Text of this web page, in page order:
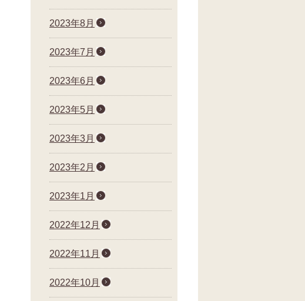
2023年8月
2023年7月
2023年6月
2023年5月
2023年3月
2023年2月
2023年1月
2022年12月
2022年11月
2022年10月